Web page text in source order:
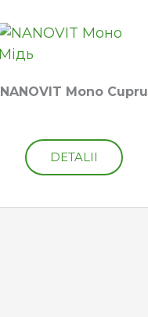
NANOVIT Mono Cupru
DETALII